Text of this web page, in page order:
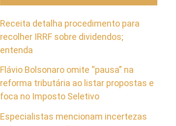
Receita detalha procedimento para
recolher IRRF sobre dividendos;
entenda
Flávio Bolsonaro omite “pausa” na
reforma tributária ao listar propostas e
foca no Imposto Seletivo
Especialistas mencionam incertezas